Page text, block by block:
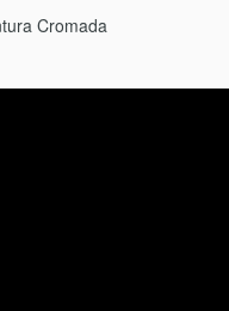
Cromada